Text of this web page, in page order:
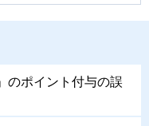
のポイント付与の誤